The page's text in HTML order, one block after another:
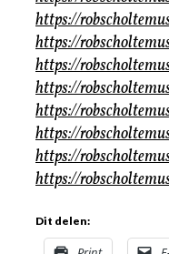
https://
https://
https://
https://
https://
https://
https://
https://
Dit delen: